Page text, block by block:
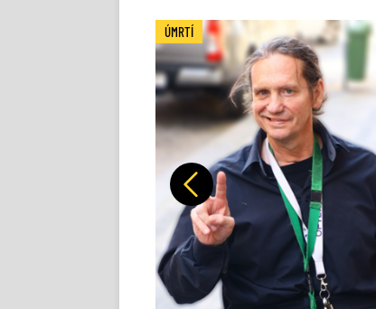
Předchozí
ÚMRTÍ